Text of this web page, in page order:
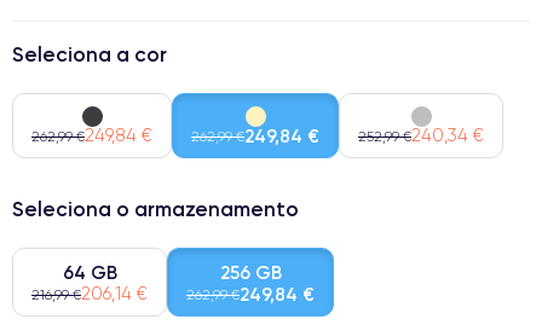
Seleciona a cor
262,99 €249,84 € 262,99 €249,84 € 252,99 €240,34 €
Seleciona o armazenamento
64 GB
216,99 €206,14 €
256 GB
262,99 €249,84 €